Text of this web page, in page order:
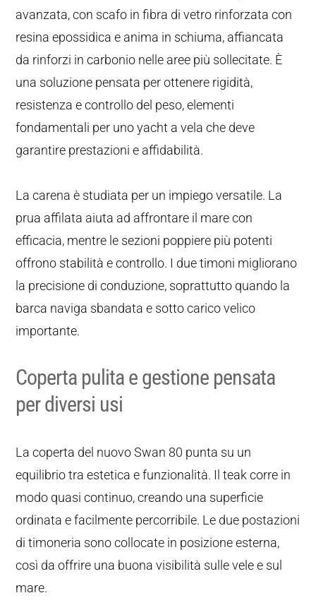
avanzata, con scafo in fibra di vetro rinforzata con
resina epossidica e anima in schiuma, affiancata
da rinforzi in carbonio nelle aree più sollecitate. È
una soluzione pensata per ottenere rigidità,
resistenza e controllo del peso, elementi
fondamentali per uno yacht a vela che deve
garantire prestazioni e affidabilità.
La carena è studiata per un impiego versatile. La
prua affilata aiuta ad affrontare il mare con
efficacia, mentre le sezioni poppiere più potenti
offrono stabilità e controllo. I due timoni migliorano
la precisione di conduzione, soprattutto quando la
barca naviga sbandata e sotto carico velico
importante.
Coperta pulita e gestione pensata
per diversi usi
La coperta del nuovo Swan 80 punta su un
equilibrio tra estetica e funzionalità. Il teak corre in
modo quasi continuo, creando una superficie
ordinata e facilmente percorribile. Le due postazioni
di timoneria sono collocate in posizione esterna,
così da offrire una buona visibilità sulle vele e sul
mare.